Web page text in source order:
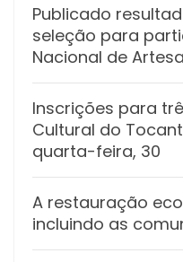
Publicado
seleção para
Nacional de
Inscrições para
Cultural do
quarta-feira, 30
A restauração
incluindo as